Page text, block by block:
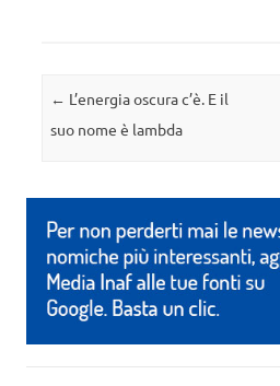
Navigazione articolo
← L’energia oscura c’è. E il
suo nome è lambda